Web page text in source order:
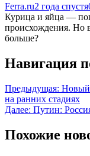
Ferra.ru2 года спустя
Курица и яйца —
происхождения. Но
больше?
Навигация
Предыдущая: Новый
на ранних стадиях
Далее: Путин:
Похожие